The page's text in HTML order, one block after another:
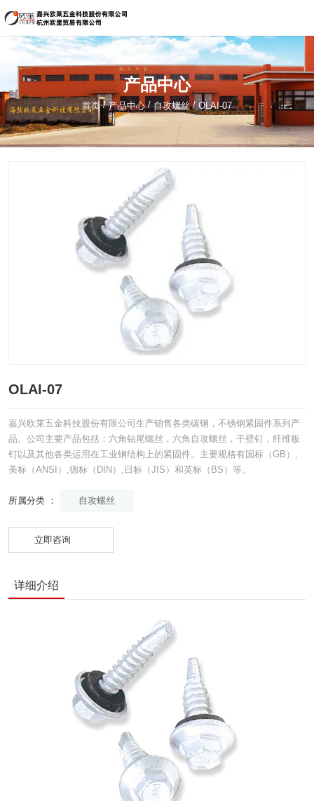
嘉兴欧莱五金科技股份有限公司
134-5621-1822（海盐）
sale@hzouli.cn
简体中文
产品中心
首页/产品中心 / 自攻螺丝 / OLAI-07
OLAI-07
嘉兴欧莱五金科技股份有限公司生产销售各类碳钢，不锈钢紧固件系列产
品。公司主要产品包括：六角钻尾螺丝，六角自攻螺丝，干壁钉，纤维板
钉以及其他各类运用在工业钢结构上的紧固件。主要规格有国标（GB）,
美标（ANSI）,德标（DIN）,日标（JIS）和英标（BS）等。
所属分类 ： 自攻螺丝
立即咨询
详细介绍